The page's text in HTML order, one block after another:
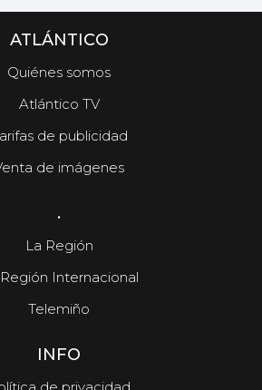
ATLÁNTICO
Quiénes somos
Atlántico TV
de publicidad
de imágenes
.
La Región
Internacional
Telemiño
INFO